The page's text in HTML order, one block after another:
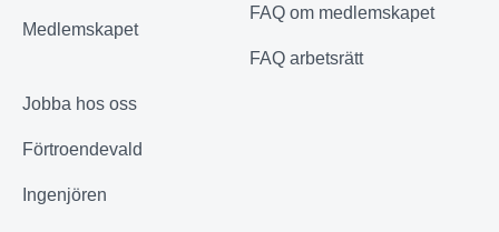
Medlemskapet
FAQ om medlemskapet
FAQ arbetsrätt
Jobba hos oss
Förtroendevald
Ingenjören